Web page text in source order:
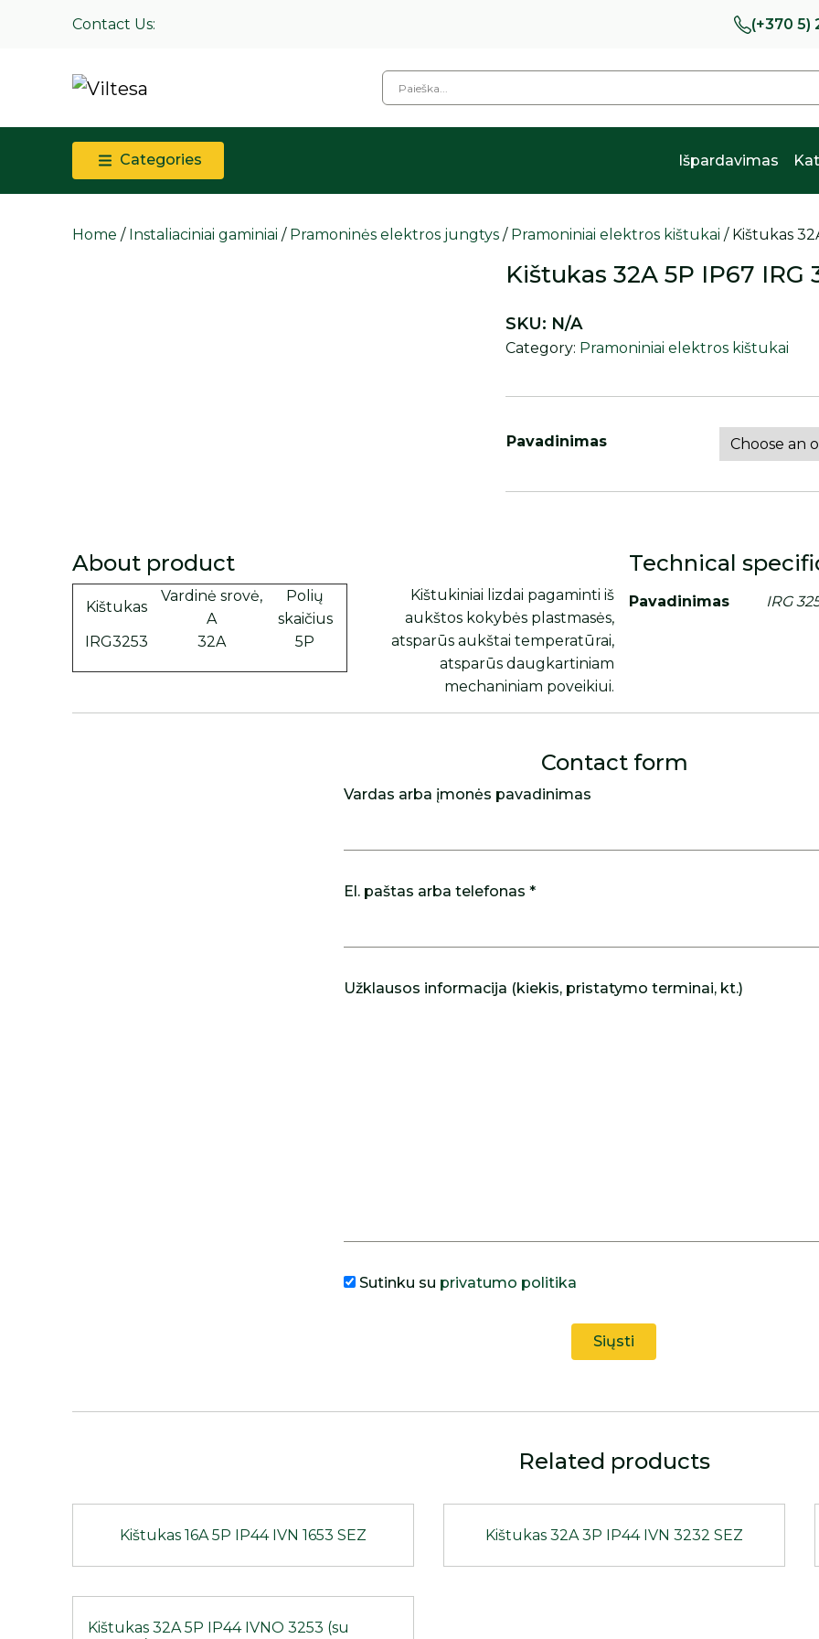
Contact Us: (+370 5)
Categories Išpardavimas
Home / Instaliaciniai gaminiai / Pramoninės elektros jungtys / Pramoniniai elektros kištukai / Kištukas
Kištukas 32A 5P IP67 IRG
Pavadinimas
SKU: N/A
Category: Pramoniniai elektros kištukai
About product
Kištukas
Vardinė srovė,
A
Polių
skaičius
IRG3253
32A 5P
Kištukiniai lizdai pagaminti iš
aukštos kokybės plastmasės,
atsparūs aukštai temperatūrai,
atsparūs daugkartiniam
mechaniniam poveikiui.
Technical
Pavadinimas IRG
Contact form
Vardas arba įmonės pavadinimas
El. paštas arba telefonas *
Užklausos informacija (kiekis, pristatymo terminai, kt.)
Sutinku su privatumo politika
Related products
Kištukas 16A 5P IP44 IVN 1653 SEZ Kištukas 32A 3P IP44 IVN 3232 SEZ
Kištukas 32A 5P IP44 IVNO 3253 (su